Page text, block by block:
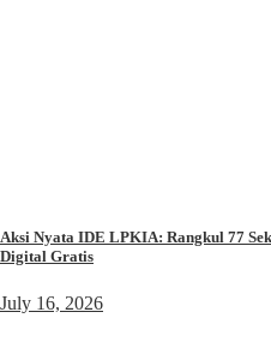
Aksi Nyata IDE LPKIA: Rangkul 77
Digital Gratis
July 16, 2026